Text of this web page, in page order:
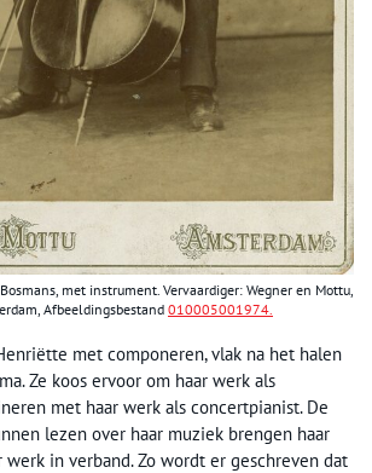
met instrument. Vervaardiger: Wegner en Mottu,
Afbeeldingsbestand 010005001974.
met componeren, vlak na het halen
Ze koos ervoor om haar werk als
met haar werk als concertpianist. De
lezen over haar muziek brengen haar
werk in verband. Zo wordt er geschreven dat